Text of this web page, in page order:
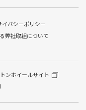
イバシーポリシー
弊社取組について
ンホイールサイト
/オイル交換/その他